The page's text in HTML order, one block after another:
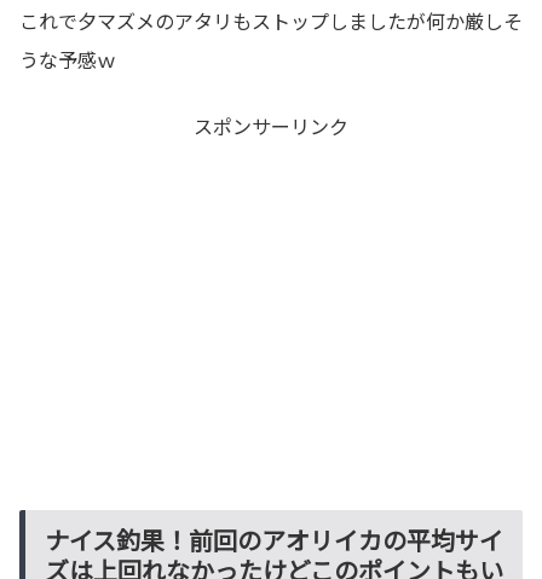
これで夕マズメのアタリもストップしましたが何か厳しそ
うな予感ｗ
スポンサーリンク
ナイス釣果！前回のアオリイカの平均サイ
ズは上回れなかったけどこのポイントもい